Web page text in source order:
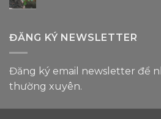
ở
Thu
Tân
Minh
ĐĂNG KÝ NEWSLETTER
Đăng ký email newsletter để
thường xuyên.